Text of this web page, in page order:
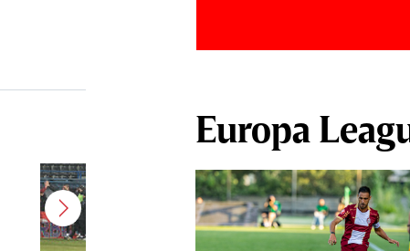
Jucătorul dorit de Pancu în
Giuleşti vrea să rupă contractul cu
CFR Cluj: ”A făcut notificare la
Europa